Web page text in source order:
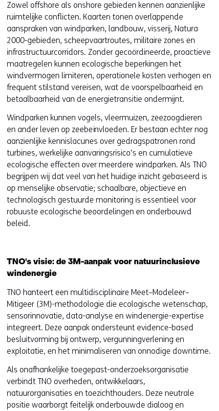
Zowel offshore als onshore gebieden kennen aanzienlijke
ruimtelijke conflicten. Kaarten tonen overlappende
aanspraken van windparken, landbouw, visserij, Natura
2000-gebieden, scheepvaartroutes, militaire zones en
infrastructuurcorridors. Zonder gecoördineerde, proactieve
maatregelen kunnen ecologische beperkingen het
windvermogen limiteren, operationele kosten verhogen en
frequent stilstand vereisen, wat de voorspelbaarheid en
betaalbaarheid van de energietransitie ondermijnt.
Windparken kunnen vogels, vleermuizen, zeezoogdieren
en ander leven op zeebeïnvloeden. Er bestaan echter nog
aanzienlijke kennislacunes over gedragspatronen rond
turbines, werkelijke aanvaringsrisico’s en cumulatieve
ecologische effecten over meerdere windparken. Als TNO
begrijpen wij dat veel van het huidige inzicht gebaseerd is
op menselijke observatie; schaalbare, objectieve en
technologisch gestuurde monitoring is essentieel voor
robuuste ecologische beoordelingen en onderbouwd
beleid.
TNO's visie: de 3M-aanpak voor natuurinclusieve
windenergie
TNO hanteert een multidisciplinaire Meet–Modeleer–
Mitigeer (3M)-methodologie die ecologische wetenschap,
sensorinnovatie, data-analyse en windenergie-expertise
integreert. Deze aanpak ondersteunt evidence-based
besluitvorming bij ontwerp, vergunningverlening en
exploitatie, en het minimaliseren van onnodige downtime.
Als onafhankelijke toegepast-onderzoeksorganisatie
verbindt TNO overheden, ontwikkelaars,
natuurorganisaties en toezichthouders. Deze neutrale
positie waarborgt feitelijk onderbouwde dialoog en